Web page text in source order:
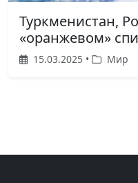
Туркменистан,
«оранжевом»
15.03.2025 • Мир